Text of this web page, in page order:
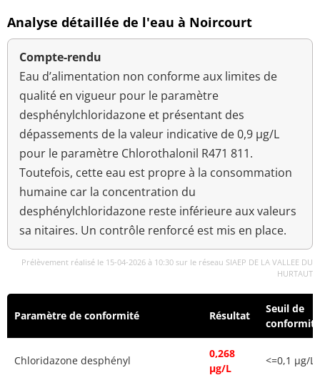
Analyse détaillée de l'eau à Noircourt
Compte-rendu
Eau d’alimentation non conforme aux limites de
qualité en vigueur pour le paramètre
desphénylchloridazone et présentant des
dépassements de la valeur indicative de 0,9 µg/L
pour le paramètre Chlorothalonil R471 811.
Toutefois, cette eau est propre à la consommation
humaine car la concentration du
desphénylchloridazone reste inférieure aux valeurs
sa nitaires. Un contrôle renforcé est mis en place.
Prélèvement réalisé le 15-04-2026 à 10:30 sur le réseau SIAEP DE LA VALLEE DU
HURTAUT
Paramètre de conformité Résultat
Seuil de
conformité
Chloridazone desphényl
0,268
µg/L
<=0,1 µg/L